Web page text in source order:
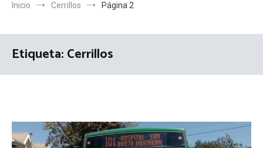
Inicio Cerrillos Página 2
Etiqueta:Cerrillos